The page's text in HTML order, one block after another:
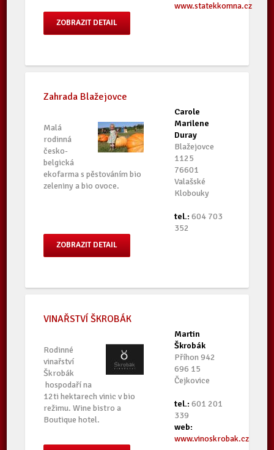
www.statekkomna.cz
ZOBRAZIT DETAIL
Carole
Marilene
Duray
Blažejovce
1125
76601
Valašské
Klobouky
tel.: 604 703
352
Zahrada Blažejovce
Malá
rodinná
česko-
belgická
ekofarma s pěstováním bio
zeleniny a bio ovoce.
ZOBRAZIT DETAIL
Martin
Škrobák
Příhon 942
696 15
Čejkovice
tel.: 601 201
339
web:
www.vinoskrobak.cz
VINAŘSTVÍ ŠKROBÁK
Rodinné
vinařství
Škrobák
hospodaří na
12ti hektarech vinic v bio
režimu. Wine bistro a
Boutique hotel.